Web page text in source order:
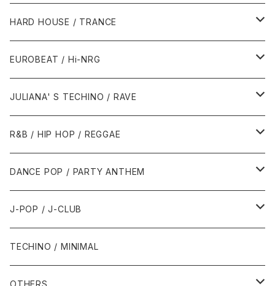
1980年代
1987年・以前
1988年
1990年代
1990年
1991年
1995年
2000年代
2000年
2001年
2010年代
2010年
2011年
HARD HOUSE / TRANCE
1990年代
1994年・以前
1995年
1999年
2000年代
2000年
2001年
EUROBEAT / Hi-NRG
1980年代
1986年・以前
1987年
1990年代
1990年
1991年
2000年代
JULIANA' S TECHINO / RAVE
1990年代
1990年
1991年
2000年代
2000年
2001年
R&B / HIP HOP / REGGAE
1980年代
1985年・以前
1986年
1990年代
1990年
1991年
2000年代
2000年
DANCE POP / PARTY ANTHEM
1980年代
1988年・以前
1989年
1990年代
1990年
2000年代
J-POP / J-CLUB
1980年代
1990年代
TECHINO / MINIMAL
OTHERS